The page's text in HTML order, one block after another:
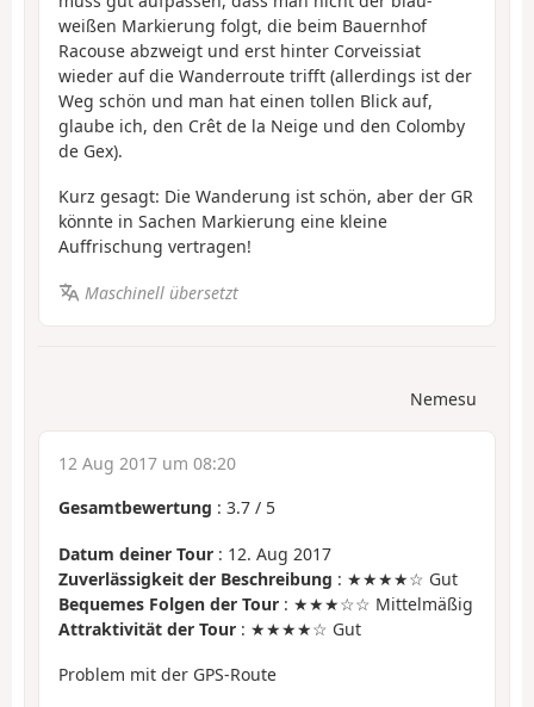
weißen Markierung folgt, die beim Bauernhof
Racouse abzweigt und erst hinter Corveissiat
wieder auf die Wanderroute trifft (allerdings ist der
Weg schön und man hat einen tollen Blick auf,
glaube ich, den Crêt de la Neige und den Colomby
de Gex).
Kurz gesagt: Die Wanderung ist schön, aber der GR
könnte in Sachen Markierung eine kleine
Auffrischung vertragen!
Maschinell übersetzt
Nemesu
12 Aug 2017 um 08:20
Gesamtbewertung : 3.7 / 5
Datum deiner Tour : 12. Aug 2017
Zuverlässigkeit der Beschreibung : ★★★★☆ Gut
Bequemes Folgen der Tour : ★★★☆☆ Mittelmäßig
Attraktivität der Tour : ★★★★☆ Gut
Problem mit der GPS-Route